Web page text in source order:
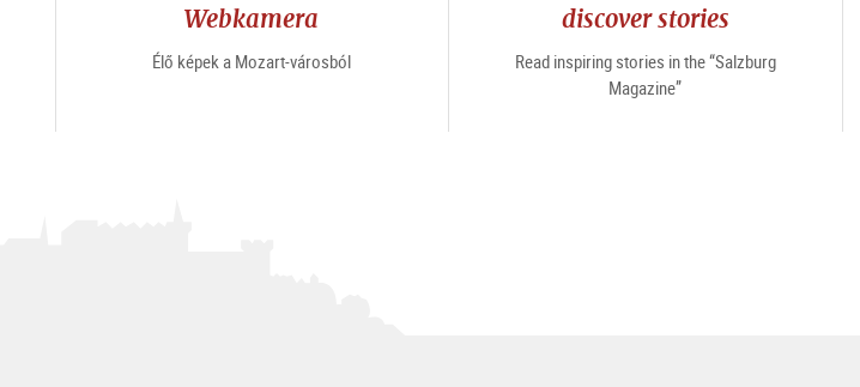
Webkamera
Élő képek a Mozart-városból
discover stories
Read inspiring stories in the “Salzburg
Magazine”